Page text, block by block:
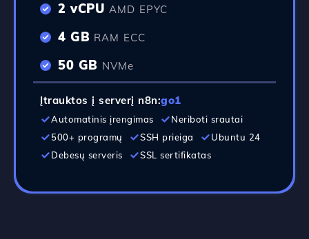
2 vCPU AMD EPYC
4 GB RAM ECC
50 GB NVMe
Įtrauktos į serverį n8n:go1
Automatinis įrengimas
Neriboti srautai
500+ programų
SSH prieiga
Ubuntu 24
Debesų serveris
SSL sertifikatas